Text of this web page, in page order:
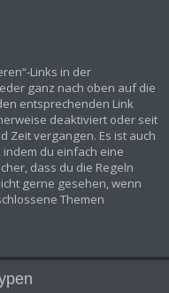
Links in der
ganz nach oben auf die
entsprechenden Link
deaktiviert oder seit
Zeit vergangen. Es ist auch
indem du einfach eine
dass du die Regeln
gerne gesehen, wenn
Themen